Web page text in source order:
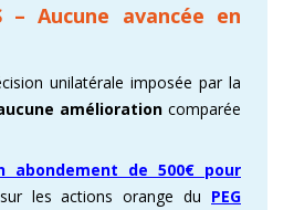
– Aucune avancée en
unilatérale imposée par la
amélioration comparée
abondement de 500€ pour
sur les actions orange du PEG